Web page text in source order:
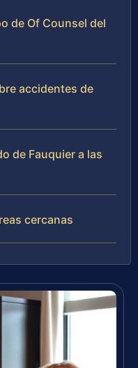
de Of Counsel del
accidentes de
de Fauquier a las
cercanas